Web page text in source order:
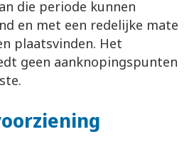
die periode kunnen
en met een redelijke mate
plaatsvinden. Het
geen aanknopingspunten